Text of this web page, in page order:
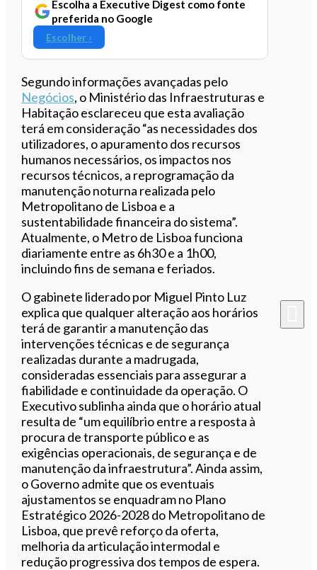
Escolha a Executive Digest como fonte
preferida no Google
Escolher ›
Segundo informações avançadas pelo
Negócios, o Ministério das Infraestruturas e
Habitação esclareceu que esta avaliação
terá em consideração “as necessidades dos
utilizadores, o apuramento dos recursos
humanos necessários, os impactos nos
recursos técnicos, a reprogramação da
manutenção noturna realizada pelo
Metropolitano de Lisboa e a
sustentabilidade financeira do sistema”.
Atualmente, o Metro de Lisboa funciona
diariamente entre as 6h30 e a 1h00,
incluindo fins de semana e feriados.
O gabinete liderado por Miguel Pinto Luz
explica que qualquer alteração aos horários
terá de garantir a manutenção das
intervenções técnicas e de segurança
realizadas durante a madrugada,
consideradas essenciais para assegurar a
fiabilidade e continuidade da operação. O
Executivo sublinha ainda que o horário atual
resulta de “um equilíbrio entre a resposta à
procura de transporte público e as
exigências operacionais, de segurança e de
manutenção da infraestrutura”. Ainda assim,
o Governo admite que os eventuais
ajustamentos se enquadram no Plano
Estratégico 2026-2028 do Metropolitano de
Lisboa, que prevê reforço da oferta,
melhoria da articulação intermodal e
redução progressiva dos tempos de espera.